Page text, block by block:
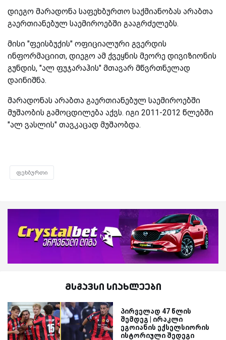
დიეგო მარადონა საფეხბურთო საქმიანობას არაბთა
გაერთიანებულ საემიროებში გააგრძელებს.
მისი "ფეისბუქის" ოფიციალური გვერდის
ინფორმაციით, დიეგო ამ ქვეყნის მეორე დივიზიონის
გუნდის, "ალ ფუჯარაჰის" მთავარ მწვრთნელად
დაინიშნა.
მარადონას არაბთა გაერთიანებულ საემიროებში
მუშაობის გამოცდილება აქვს. იგი 2011-2012 წლებში
"ალ ვასლის" თავკაცად მუშაობდა.
ფეხბურთი
მსგავსი სიახლეები
პირველად 47 წლის
შემდეგ | ირაკლი
ეგოიანის ექსელსიორის
ისტორიული შედეგი